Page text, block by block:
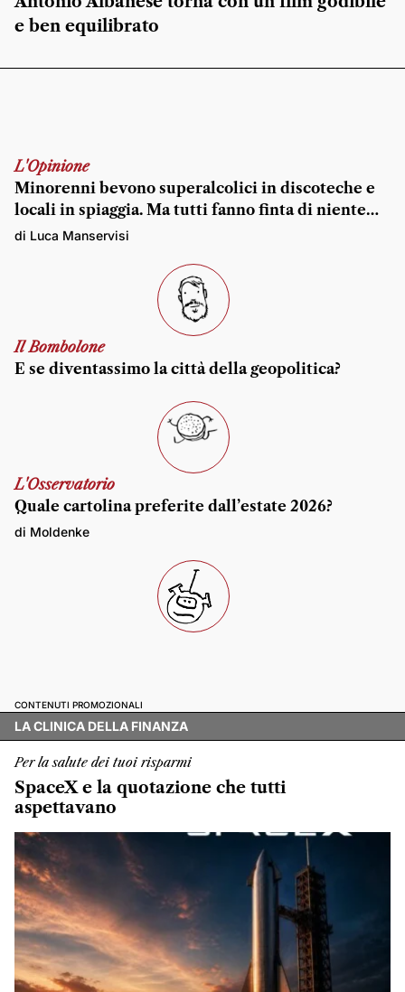
e ben equilibrato
L'Opinione
Minorenni bevono superalcolici in discoteche e
locali in spiaggia. Ma tutti fanno finta di niente…
di Luca Manservisi
Il Bombolone
E se diventassimo la città della geopolitica?
L'Osservatorio
Quale cartolina preferite dall’estate 2026?
di Moldenke
CONTENUTI PROMOZIONALI
LA CLINICA DELLA FINANZA
Per la salute dei tuoi risparmi
SpaceX e la quotazione che tutti
aspettavano